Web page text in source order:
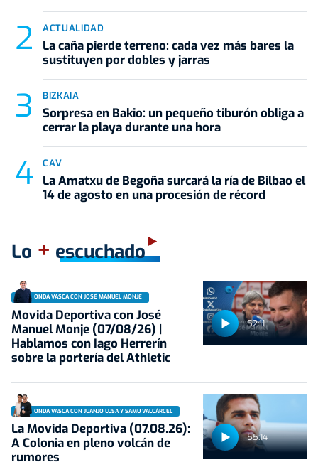
ACTUALIDAD
La caña pierde terreno: cada vez más bares la
sustituyen por dobles y jarras
BIZKAIA
Sorpresa en Bakio: un pequeño tiburón obliga a
cerrar la playa durante una hora
CAV
La Amatxu de Begoña surcará la ría de Bilbao el
14 de agosto en una procesión de récord
Lo + escuchado
52:11
ONDA VASCA CON JOSÉ MANUEL MONJE
Movida Deportiva con José
Manuel Monje (07/08/26) |
Hablamos con Iago Herrerín
sobre la portería del Athletic
55:14
ONDA VASCA CON JUANJO LUSA Y SAMU VALCÁRCEL
La Movida Deportiva (07.08.26):
A Colonia en pleno volcán de
rumores